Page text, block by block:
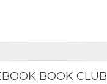
BOOK CLUB